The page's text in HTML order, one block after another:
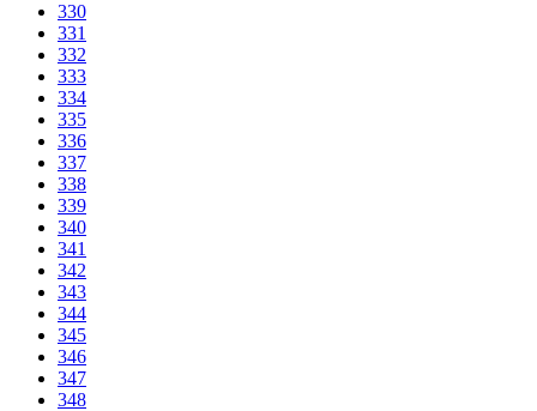
330
331
332
333
334
335
336
337
338
339
340
341
342
343
344
345
346
347
348